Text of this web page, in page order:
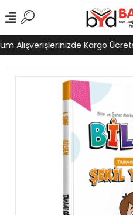
Alışverişlerinizde Kargo